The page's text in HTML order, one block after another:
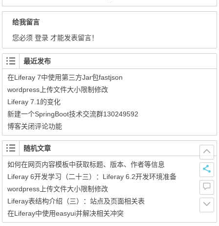
给我留言
您必须 登录 才能发表留言！
最近发布
在Liferay 7中使用第三方Jar包fastjson
wordpress上传文件大小限制修改
Liferay 7.1的变化
新建一个SpringBoot技术交流群130249592
博客关闭评论功能
随机文章
如何在网页内容模板中获取标题、版本、作者等信息
Liferay 6开发学习（二十三）：Liferay 6.2开发环境准备
wordpress上传文件大小限制修改
Liferay表结构介绍（三）：站点及页面相关表
在Liferay中使用easyui并解决相关冲突